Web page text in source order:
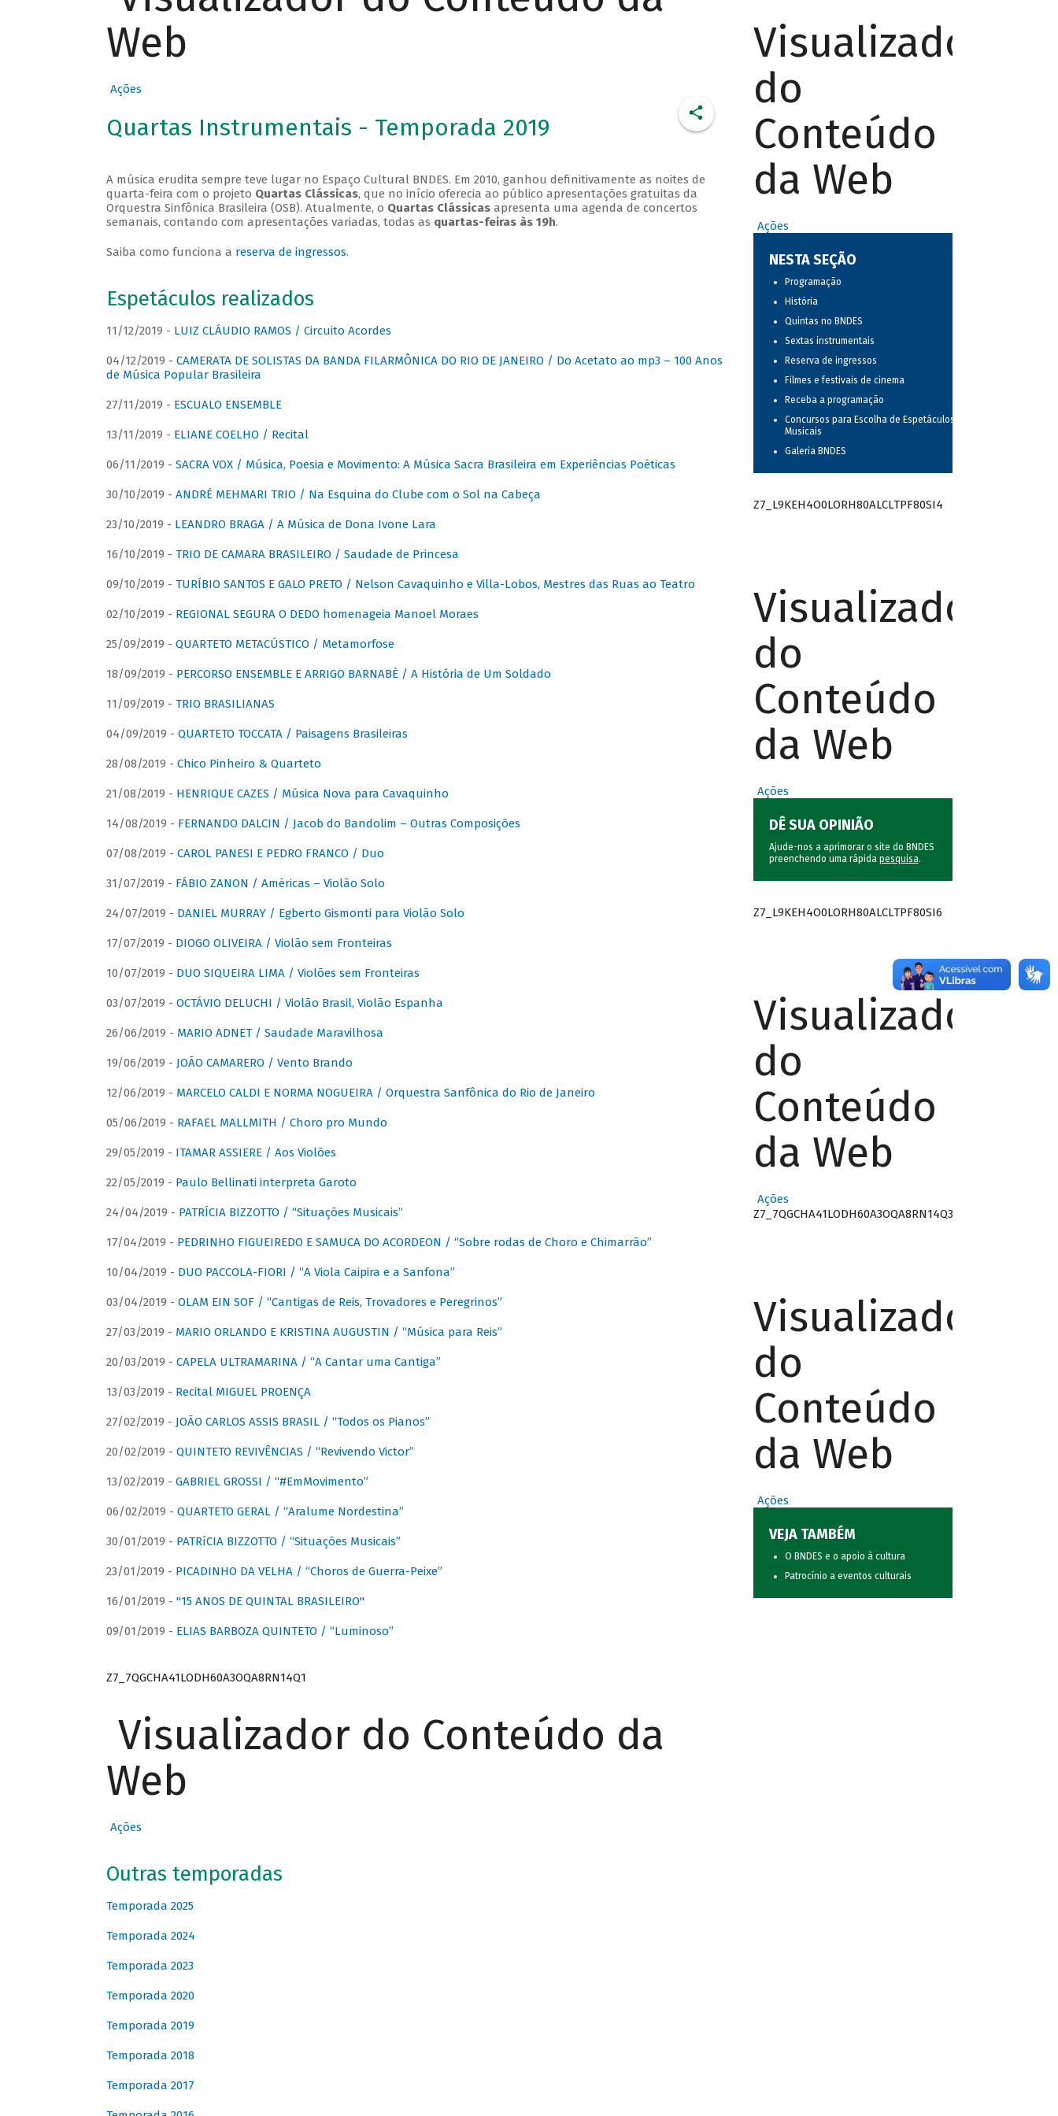
Web
Ações
Quartas Instrumentais - Temporada 2019
A música erudita sempre teve lugar no Espaço Cultural BNDES. Em 2010, ganhou definitivamente as noites de
quarta-feira com o projeto Quartas Clássicas, que no início oferecia ao público apresentações gratuitas da
Orquestra Sinfônica Brasileira (OSB). Atualmente, o Quartas Clássicasapresenta uma agenda de concertos
semanais, contando com apresentações variadas, todas as quartas-feiras às 19h.
Saiba como funciona a reserva de ingressos.
Espetáculos realizados
11/12/2019 - LUIZ CLÁUDIO RAMOS / Circuito Acordes
04/12/2019 - CAMERATA DE SOLISTAS DA BANDA FILARMÔNICA DO RIO DE JANEIRO / Do Acetato ao mp3 – 100 Anos
de Música Popular Brasileira
27/11/2019 - ESCUALO ENSEMBLE
13/11/2019 - ELIANE COELHO / Recital
06/11/2019 - SACRA VOX / Música, Poesia e Movimento: A Música Sacra Brasileira em Experiências Poéticas
30/10/2019 - ANDRÉ MEHMARI TRIO / Na Esquina do Clube com o Sol na Cabeça
23/10/2019 - LEANDRO BRAGA / A Música de Dona Ivone Lara
16/10/2019 - TRIO DE CAMARA BRASILEIRO / Saudade de Princesa
09/10/2019 - TURÍBIO SANTOS E GALO PRETO / Nelson Cavaquinho e Villa-Lobos, Mestres das Ruas ao Teatro
02/10/2019 - REGIONAL SEGURA O DEDO homenageia Manoel Moraes
25/09/2019 - QUARTETO METACÚSTICO / Metamorfose
18/09/2019 - PERCORSO ENSEMBLE E ARRIGO BARNABÈ / A História de Um Soldado
11/09/2019 - TRIO BRASILIANAS
04/09/2019 - QUARTETO TOCCATA / Paisagens Brasileiras
28/08/2019 - Chico Pinheiro & Quarteto
21/08/2019 - HENRIQUE CAZES / Música Nova para Cavaquinho
14/08/2019 - FERNANDO DALCIN / Jacob do Bandolim – Outras Composições
07/08/2019 - CAROL PANESI E PEDRO FRANCO / Duo
31/07/2019 - FÁBIO ZANON / Américas – Violão Solo
24/07/2019 - DANIEL MURRAY / Egberto Gismonti para Violão Solo
17/07/2019 - DIOGO OLIVEIRA / Violão sem Fronteiras
10/07/2019 - DUO SIQUEIRA LIMA / Violões sem Fronteiras
03/07/2019 - OCTÁVIO DELUCHI / Violão Brasil, Violão Espanha
26/06/2019 - MARIO ADNET / Saudade Maravilhosa
19/06/2019 - JOÃO CAMARERO / Vento Brando
12/06/2019 - MARCELO CALDI E NORMA NOGUEIRA / Orquestra Sanfônica do Rio de Janeiro
05/06/2019 - RAFAEL MALLMITH / Choro pro Mundo
29/05/2019 - ITAMAR ASSIERE / Aos Violões
22/05/2019 - Paulo Bellinati interpreta Garoto
24/04/2019 - PATRÍCIA BIZZOTTO / “Situações Musicais”
17/04/2019 - PEDRINHO FIGUEIREDO E SAMUCA DO ACORDEON / “Sobre rodas de Choro e Chimarrão”
10/04/2019 - DUO PACCOLA-FIORI / “A Viola Caipira e a Sanfona”
03/04/2019 - OLAM EIN SOF / “Cantigas de Reis, Trovadores e Peregrinos”
27/03/2019 - MARIO ORLANDO E KRISTINA AUGUSTIN / “Música para Reis”
20/03/2019 - CAPELA ULTRAMARINA / “A Cantar uma Cantiga”
13/03/2019 - Recital MIGUEL PROENÇA
27/02/2019 - JOÃO CARLOS ASSIS BRASIL / “Todos os Pianos”
20/02/2019 - QUINTETO REVIVÊNCIAS / “Revivendo Victor”
13/02/2019 - GABRIEL GROSSI / “#EmMovimento”
06/02/2019 - QUARTETO GERAL / “Aralume Nordestina”
30/01/2019 - PATRíCIA BIZZOTTO / “Situações Musicais”
23/01/2019 - PICADINHO DA VELHA / “Choros de Guerra-Peixe”
16/01/2019 - "15 ANOS DE QUINTAL BRASILEIRO"
09/01/2019 - ELIAS BARBOZA QUINTETO / “Luminoso”
Z7_7QGCHA41LODH60A3OQA8RN14Q1
Visualizador do Conteúdo da
Web
Ações
Outras temporadas
Temporada 2025
Temporada 2024
Temporada 2023
Temporada 2020
Temporada 2019
Temporada 2018
Temporada 2017
Visualizador
do
Conteúdo
da Web
Ações
NESTA SEÇÃO
Programação
História
Quintas no BNDES
Sextas instrumentais
Reserva de ingressos
Filmes e festivais de cinema
Receba a programação
Concursos para Escolha de Espetáculos
Musicais
Galeria BNDES
Z7_L9KEH4O0LORH80ALCLTPF80SI4
Visualizador
do
Conteúdo
da Web
Ações
DÊ SUA OPINIÃO
Ajude-nos a aprimorar o site do BNDES
preenchendo uma rápida pesquisa.
Z7_L9KEH4O0LORH80ALCLTPF80SI6
Visualizador
do
Conteúdo
da Web
Ações
Z7_7QGCHA41LODH60A3OQA8RN14Q3
Visualizador
do
Conteúdo
da Web
Ações
VEJA TAMBÉM
O BNDES e o apoio à cultura
Patrocínio a eventos culturais